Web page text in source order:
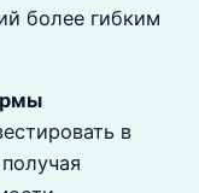
более гибким
в